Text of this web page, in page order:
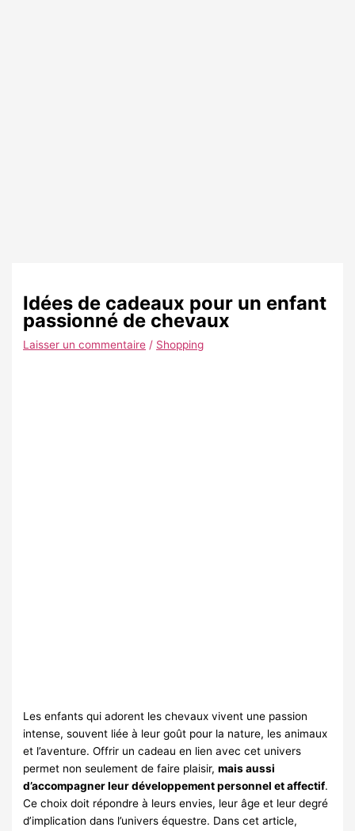
Idées de cadeaux pour un enfant
passionné de chevaux
Laisser un commentaire / Shopping
Les enfants qui adorent les chevaux vivent une passion
intense, souvent liée à leur goût pour la nature, les animaux
et l’aventure. Offrir un cadeau en lien avec cet univers
permet non seulement de faire plaisir,mais aussi
d’accompagner leur développement personnel et affectif.
Ce choix doit répondre à leurs envies, leur âge et leur degré
d’implication dans l’univers équestre. Dans cet article,